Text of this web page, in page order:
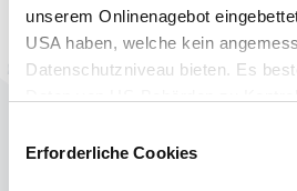
unserem Onlinenagebot
USA haben, welche kein
Datenschutzniveau bieten. Es
Ihnen möglicherweise
zustehen. Die eingesetzten
Erforderliche Cookies
Lieferschein oder ist er
haben wir hieraus
Verzögerungen in der